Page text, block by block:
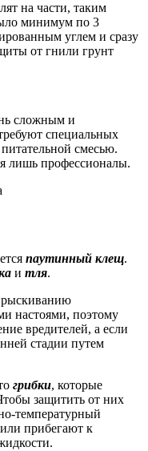
на части, таким
минимум по 3
углем и сразу
от гнили грунт
сложным и
специальных
смесью.
лишь профессионалы.
паутинный клещ.
и тля.
настоями, поэтому
вредителей, а если
стадии путем
грибки, которые
защитить от них
температурный
прибегают к